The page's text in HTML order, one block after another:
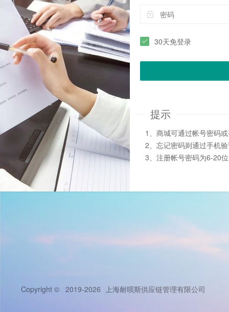
30天免登录
提示
1、商城可通过帐号密码
2、忘记密码则通过手机
3、注册帐号密码为6-20
Copyright © 2019-2026 上海耐呗斯供应链管理有限公司